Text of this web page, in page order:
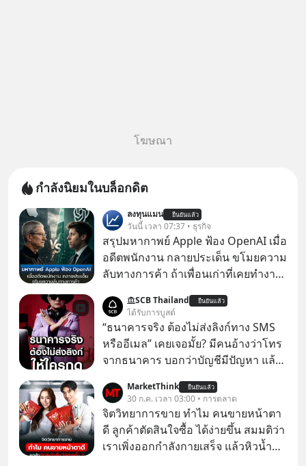
โฆษณา
กำลังนิยมในบล็อกดิต
ลงทุนแมน ยืนยันแล้ว
วันนี้ เวลา 07:37 • ธุรกิจ
สรุปมหากาพย์ Apple ฟ้อง OpenAI เมื่อ
อดีตพนักงาน กลายประเด็น ขโมยความ
ลับทางการค้า ถ้าเพื่อนเก่าที่เคยทำงาน
เก่าที่เขาเคยทำไว้ ตอนยังอยู่บริษัท
เดียวกัน
SCB Thailand ยืนยันแล้ว
ได้รับการบูสต์
“ธนาคารจริง ต้องไม่ส่งลิงก์ทาง SMS
หรืออีเมล” เคยเจอมั้ย? มีคนอ้างว่าโทร
จากธนาคาร บอกว่าบัญชีมีปัญหา แล้ว
ทันที มาฟัง “ป้าเก๋าเล่ากลโกง” เพื่อรู้ทัน
มุกหลอกลวงในคราบความน่าเชื่อถือ
กันค่ะ #แก้เกมกลโกง #ป้าเก๋าเล่ากล
โกง #LivesSustainably #อยู่อย่าง
MarketThink ยืนยันแล้ว
30 ก.ค. เวลา 03:00 • การตลาด
จิตวิทยาการขาย ทำไม คนขายหน้าตา
ดี ลูกค้าตัดสินใจซื้อ ได้ง่ายขึ้น สมมติว่า
เราเพิ่งออกกำลังกายเสร็จ แล้วหิวน้ำ